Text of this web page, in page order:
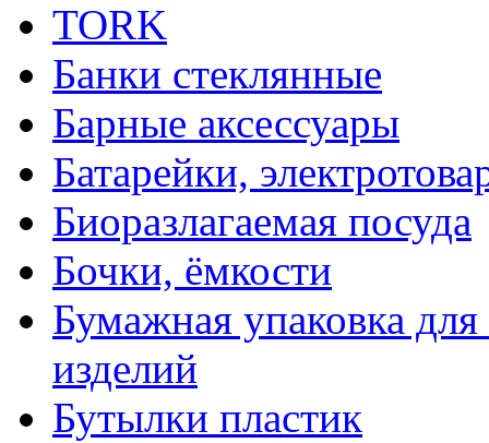
TORK
Банки стеклянные
Барные аксессуары
Батарейки,
Биоразлагаемая посуда
Бочки, ёмкости
Бумажная упаковка
изделий
Бутылки пластик